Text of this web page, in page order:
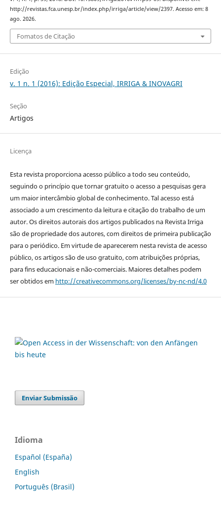
http://revistas.fca.unesp.br/index.php/irriga/article/view/2397. Acesso em: 8
ago. 2026.
Fomatos de Citação
Edição
v. 1 n. 1 (2016): Edição Especial, IRRIGA & INOVAGRI
Seção
Artigos
Licença
Esta revista proporciona acesso público a todo seu conteúdo,
seguindo o princípio que tornar gratuito o acesso a pesquisas gera
um maior intercâmbio global de conhecimento. Tal acesso está
associado a um crescimento da leitura e citação do trabalho de um
autor. Os direitos autorais dos artigos publicados na Revista Irriga
são de propriedade dos autores, com direitos de primeira publicação
para o periódico. Em virtude de aparecerem nesta revista de acesso
público, os artigos são de uso gratuito, com atribuições próprias,
para fins educacionais e não-comerciais. Maiores detalhes podem
ser obtidos em http://creativecommons.org/licenses/by-nc-nd/4.0
Enviar Submissão
Idioma
Español (España)
English
Português (Brasil)